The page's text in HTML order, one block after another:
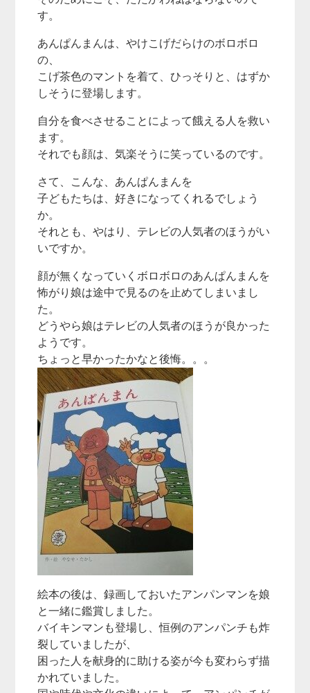
す。
あんぱんまんは、やけこげだらけのボロボロ
の、
こげ茶色のマントを着て、ひっそりと、はずか
しそうに登場します。
自分を食べさせることによって餓える人を救い
ます。
それでも顔は、気楽そうに笑っているのです。
さて、こんな、あんぱんまんを
子どもたちは、好きになってくれるでしょう
か。
それとも、やはり、テレビの人気者のほうがい
いですか。
顔が無くなっていくボロボロのあんぱんまんを
怖がり娘は途中で見るのを止めてしまいまし
た。
どうやら娘はテレビの人気者のほうが良かった
ようです。
ちょっと早かったかなと後悔。。。
絵本の後は、録画しておいたアンパンマンを娘
と一緒に鑑賞しました。
バイキンマンも登場し、恒例のアンパンチも炸
裂していましたが、
困った人を献身的に助ける姿が今も変わらず描
かれていました。